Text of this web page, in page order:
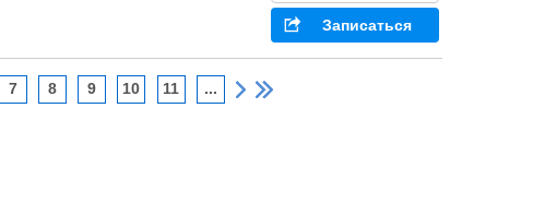
Записаться
7 8 9 10 11 ...